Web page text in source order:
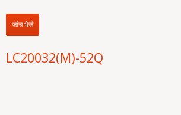
जांच भेजें
LC20032(M)-52Q